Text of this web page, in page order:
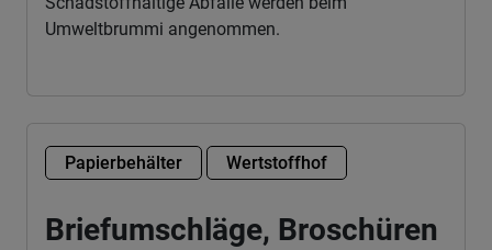
Umweltbrummi angenommen.
Papierbehälter Wertstoffhof
Briefumschläge, Broschüren